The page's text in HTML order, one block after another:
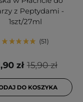
z Peptydami -
1szt/27ml
51
15,90 zł
zł
DO KOSZYKA